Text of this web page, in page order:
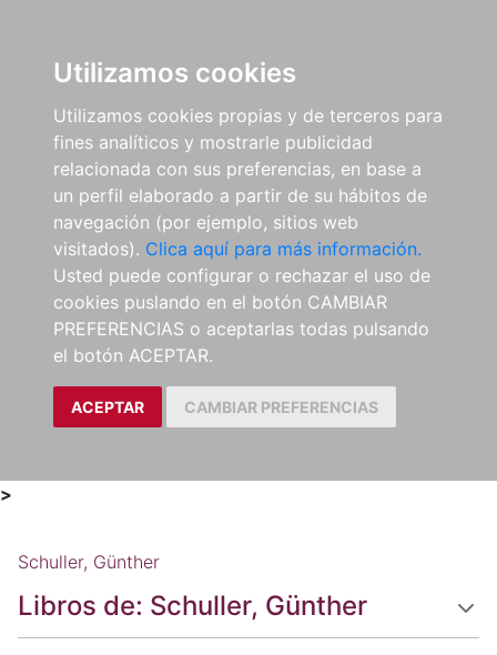
Utilizamos cookies
Utilizamos cookies propias y de terceros para
fines analíticos y mostrarle publicidad
relacionada con sus preferencias, en base a
un perfil elaborado a partir de su hábitos de
navegación (por ejemplo, sitios web
visitados). Clica aquí para más información.
Usted puede configurar o rechazar el uso de
cookies puslando en el botón CAMBIAR
PREFERENCIAS o aceptarlas todas pulsando
el botón ACEPTAR.
ACEPTAR CAMBIAR PREFERENCIAS
>
Schuller, Günther
Libros de: Schuller, Günther